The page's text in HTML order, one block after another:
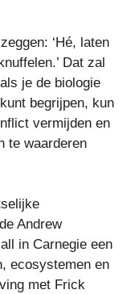
‘Hé, laten
Dat zal
je de biologie
begrijpen, kun
vermijden en
te waarderen
Andrew
in Carnegie een
ecosystemen en
met Frick